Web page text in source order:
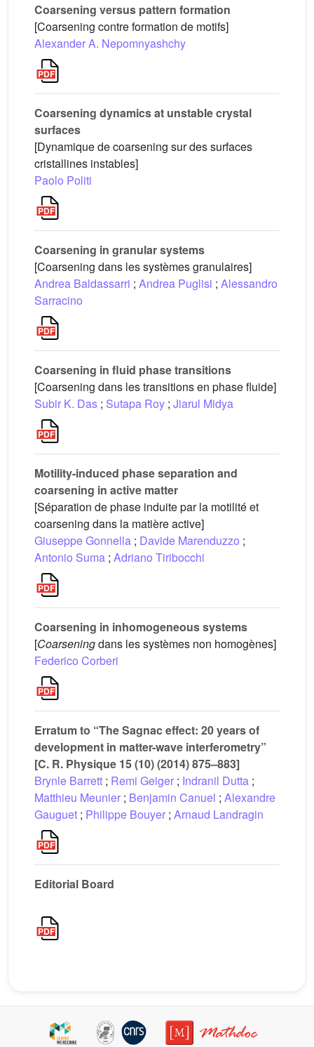
Coarsening versus pattern formation
[Coarsening contre formation de motifs]
Alexander A. Nepomnyashchy
Coarsening dynamics at unstable crystal
surfaces
[Dynamique de coarsening sur des surfaces
cristallines instables]
Paolo Politi
Coarsening in granular systems
[Coarsening dans les systèmes granulaires]
Andrea Baldassarri ; Andrea Puglisi ; Alessandro
Sarracino
Coarsening in fluid phase transitions
[Coarsening dans les transitions en phase fluide]
Subir K. Das ; Sutapa Roy ; Jiarul Midya
Motility-induced phase separation and
coarsening in active matter
[Séparation de phase induite par la motilité et
coarsening dans la matière active]
Giuseppe Gonnella ; Davide Marenduzzo ;
Antonio Suma ; Adriano Tiribocchi
Coarsening in inhomogeneous systems
[Coarseningdans les systèmes non homogènes]
Federico Corberi
Erratum to “The Sagnac effect: 20 years of
development in matter-wave interferometry”
[C. R. Physique 15 (10) (2014) 875–883]
Brynle Barrett ; Remi Geiger ; Indranil Dutta ;
Matthieu Meunier ; Benjamin Canuel ; Alexandre
Gauguet ; Philippe Bouyer ; Arnaud Landragin
Editorial Board